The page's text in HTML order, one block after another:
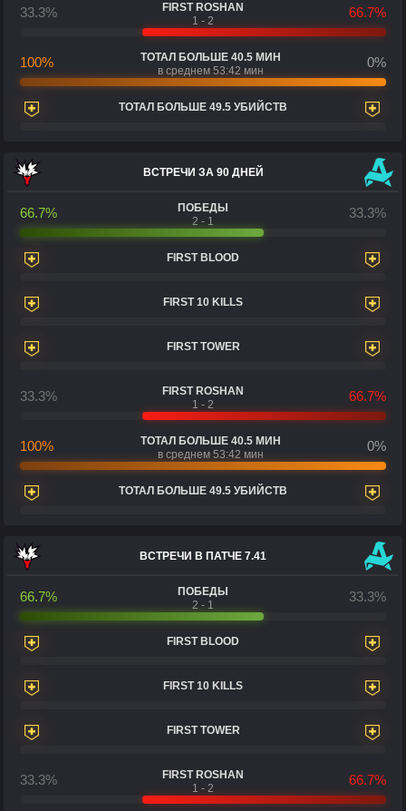
33.3%
FIRST ROSHAN
1 - 2
66.7%
100%
ТОТАЛ БОЛЬШЕ 40.5 МИН
в среднем 53:42 мин
0%
ТОТАЛ БОЛЬШЕ 49.5 УБИЙСТВ
ВСТРЕЧИ ЗА 90 ДНЕЙ
66.7%
ПОБЕДЫ
2 - 1
33.3%
FIRST BLOOD
FIRST 10 KILLS
FIRST TOWER
33.3%
FIRST ROSHAN
1 - 2
66.7%
100%
ТОТАЛ БОЛЬШЕ 40.5 МИН
в среднем 53:42 мин
0%
ТОТАЛ БОЛЬШЕ 49.5 УБИЙСТВ
ВСТРЕЧИ В ПАТЧЕ 7.41
66.7%
ПОБЕДЫ
2 - 1
33.3%
FIRST BLOOD
FIRST 10 KILLS
FIRST TOWER
33.3%
FIRST ROSHAN
1 - 2
66.7%